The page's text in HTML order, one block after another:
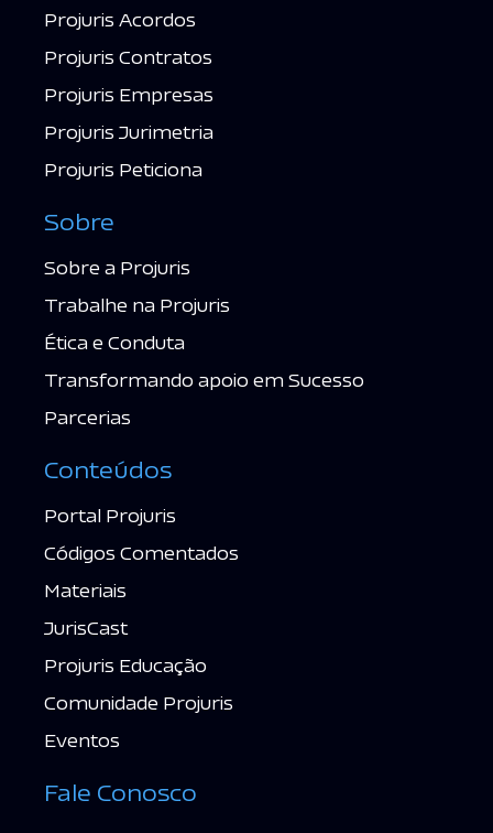
Projuris Acordos
Projuris Contratos
Projuris Empresas
Projuris Jurimetria
Projuris Peticiona
Sobre
Sobre a Projuris
Trabalhe na Projuris
Ética e Conduta
Transformando apoio em Sucesso
Parcerias
Conteúdos
Portal Projuris
Códigos Comentados
Materiais
JurisCast
Projuris Educação
Comunidade Projuris
Eventos
Fale Conosco